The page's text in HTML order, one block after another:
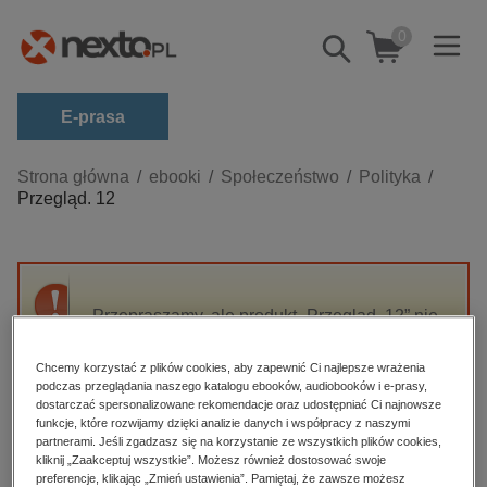
Pokaż/schowaj
wyszukiwarkę
0
E-prasa
Kategorie
Zobacz wszystkie E-prasa
budownictwo, aranżacja wnętrz
darmowe wydania
edukacja
hobby, sport, rozrywka
komputery, internet, technologie, informatyka
Strona główna ebooki Społeczeństwo
Polityka
Przegląd. 12
Przepraszamy, ale produkt „Przegląd. 12” nie
High-contrast mode
Polecane
Chcemy korzystać z plików cookies, aby zapewnić Ci najlepsze wrażenia
podczas przeglądania naszego katalogu ebooków, audiobooków i e-prasy,
dostarczać spersonalizowane rekomendacje oraz udostępniać Ci najnowsze
funkcje, które rozwijamy dzięki analizie danych i współpracy z naszymi
partnerami. Jeśli zgadzasz się na korzystanie ze wszystkich plików cookies,
kliknij „Zaakceptuj wszystkie”. Możesz również dostosować swoje
preferencje, klikając „Zmień ustawienia”. Pamiętaj, że zawsze możesz